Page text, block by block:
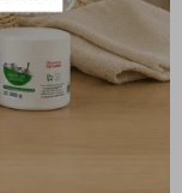
INTERESAR